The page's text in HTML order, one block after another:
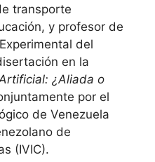
transporte
y profesor de
del
en la
¿Aliada o
por el
de Venezuela
de
(IVIC).